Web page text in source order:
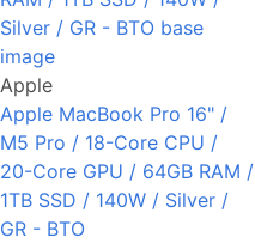
Apple
Apple MacBook Pro 16" /
M5 Pro / 18-Core CPU /
20-Core GPU / 64GB RAM /
1TB SSD / 140W / Silver /
GR - BTO